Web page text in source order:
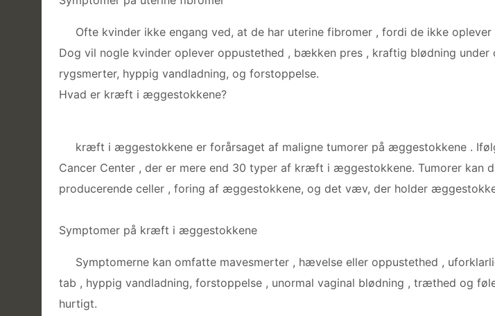
Ofte kvinder ikke engang ved, at de har uterine fibromer , fordi de ikke oplever
Dog vil nogle kvinder oplever oppustethed , bækken pres , kraftig blødning under
rygsmerter, hyppig vandladning, og forstoppelse.
Hvad er kræft i æggestokkene?
kræft i æggestokkene er forårsaget af maligne tumorer på æggestokkene .
Cancer Center , der er mere end 30 typer af kræft i æggestokkene. Tumorer kan
producerende celler , foring af æggestokkene, og det væv, der holder
Symptomer på kræft i æggestokkene
Symptomerne kan omfatte mavesmerter , hævelse eller oppustethed ,
tab , hyppig vandladning, forstoppelse , unormal vaginal blødning , træthed og
hurtigt.